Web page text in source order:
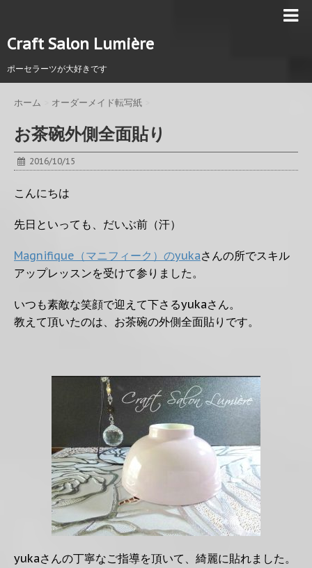
Craft Salon Lumière
ポーセラーツが大好きです
ホーム オーダーメイド転写紙
お茶碗外側全面貼り
2016/10/15
こんにちは
先日といっても、だいぶ前（汗）
Magnifique（マニフィーク）のyukaさんの所でスキル
アップレッスンを受けて参りました。
いつも素敵な笑顔で迎えて下さるyukaさん。
教えて頂いたのは、お茶碗の外側全面貼りです。
yukaさんの丁寧なご指導を頂いて、綺麗に貼れました。